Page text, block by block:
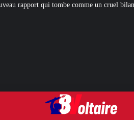
un cruel bilan pour Darmanin